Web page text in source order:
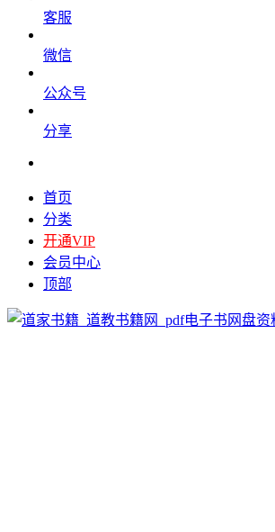
客服
微信
公众号
分享
首页
分类
开通VIP
会员中心
顶部